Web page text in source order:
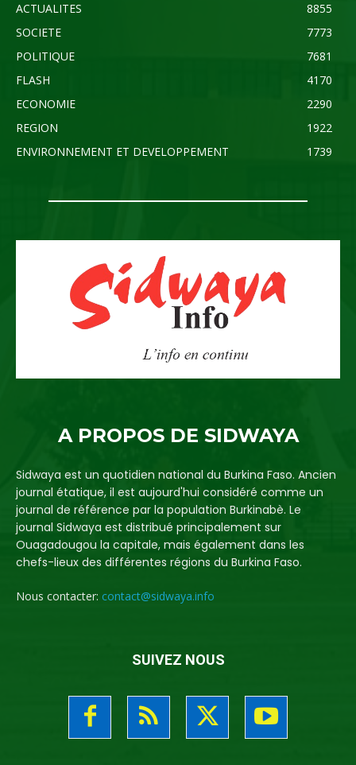
ACTUALITES
8855
SOCIETE
7773
POLITIQUE
7681
FLASH
4170
ECONOMIE
2290
REGION
1922
ENVIRONNEMENT ET DEVELOPPEMENT
1739
A PROPOS DE SIDWAYA
Sidwaya est un quotidien national du Burkina Faso. Ancien
journal étatique, il est aujourd'hui considéré comme un
journal de référence par la population Burkinabè. Le
journal Sidwaya est distribué principalement sur
Ouagadougou la capitale, mais également dans les
chefs-lieux des différentes régions du Burkina Faso.
Nous contacter: contact@sidwaya.info
SUIVEZ NOUS